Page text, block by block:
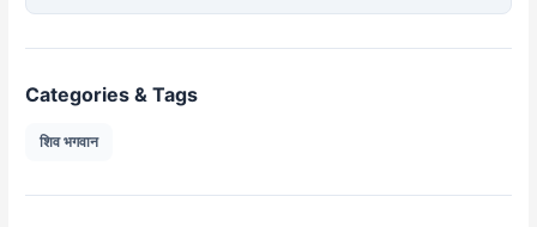
Categories & Tags
शिव भगवान